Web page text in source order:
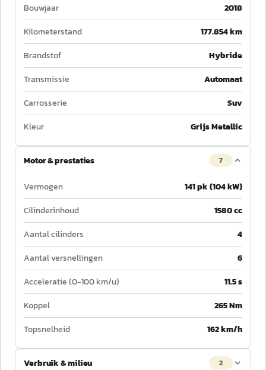
Bouwjaar
2018
Kilometerstand
177.854 km
Brandstof
Hybride
Transmissie
Automaat
Carrosserie
Suv
Kleur
Grijs Metallic
Motor & prestaties 7
Vermogen
141 pk (104 kW)
Cilinderinhoud
1580 cc
Aantal cilinders
4
Aantal versnellingen
6
Acceleratie (0-100 km/u)
11.5 s
Koppel
265 Nm
Topsnelheid
162 km/h
Verbruik & milieu 2